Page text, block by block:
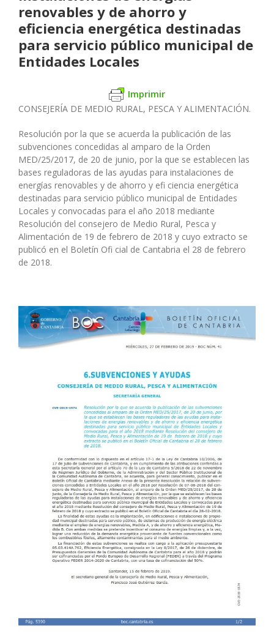
renovables y de ahorro y
eficiencia energética destinadas
para servicio público municipal de
Entidades Locales
Imprimir
CONSEJERÍA DE MEDIO RURAL, PESCA Y ALIMENTACIÓN.
Resolución por la que se acuerda la publicación de las
subvenciones concedidas al amparo de la Orden
MED/25/2017, de 20 de junio, por la que se establecen las
bases reguladoras de las ayudas para instalaciones de
energías renovables y de ahorro y efi ciencia energética
destinadas para servicio público municipal de Entidades
Locales y convocadas para el año 2018 mediante
Resolución del consejero de Medio Rural, Pesca y
Alimentación de 19 de febrero de 2018 y cuyo extracto se
publicó en el Boletín Ofi cial de Cantabria el 28 de febrero
de 2018.